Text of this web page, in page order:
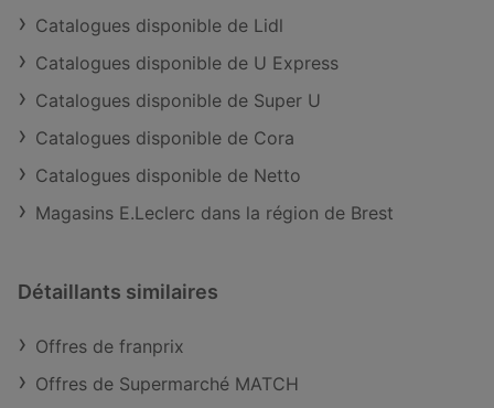
Catalogues disponible de Lidl
Catalogues disponible de U Express
Catalogues disponible de Super U
Catalogues disponible de Cora
Catalogues disponible de Netto
Magasins E.Leclerc dans la région de Brest
Détaillants similaires
Offres de franprix
Offres de Supermarché MATCH